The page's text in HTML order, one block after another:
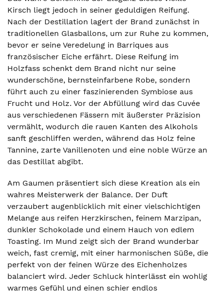
Kirsch liegt jedoch in seiner geduldigen Reifung.
Nach der Destillation lagert der Brand zunächst in
traditionellen Glasballons, um zur Ruhe zu kommen,
bevor er seine Veredelung in Barriques aus
französischer Eiche erfährt. Diese Reifung im
Holzfass schenkt dem Brand nicht nur seine
wunderschöne, bernsteinfarbene Robe, sondern
führt auch zu einer faszinierenden Symbiose aus
Frucht und Holz. Vor der Abfüllung wird das Cuvée
aus verschiedenen Fässern mit äußerster Präzision
vermählt, wodurch die rauen Kanten des Alkohols
sanft geschliffen werden, während das Holz feine
Tannine, zarte Vanillenoten und eine noble Würze an
das Destillat abgibt.
Am Gaumen präsentiert sich diese Kreation als ein
wahres Meisterwerk der Balance. Der Duft
verzaubert augenblicklich mit einer vielschichtigen
Melange aus reifen Herzkirschen, feinem Marzipan,
dunkler Schokolade und einem Hauch von edlem
Toasting. Im Mund zeigt sich der Brand wunderbar
weich, fast cremig, mit einer harmonischen Süße, die
perfekt von der feinen Würze des Eichenholzes
balanciert wird. Jeder Schluck hinterlässt ein wohlig
warmes Gefühl und einen schier endlos